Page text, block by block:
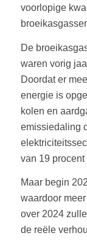
voorlopige
De
waren vorig
Doordat er
energie is
kolen en
emissiedaling
van 19
Maar begin
waardoor
over 2024
de reële